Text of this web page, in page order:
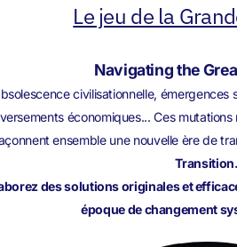
Le jeu de la
Navigating the
civilisationnelle, émergences
économiques... Ces
ensemble une nouvelle ère de
Transition.
des solutions originales et
époque de changement